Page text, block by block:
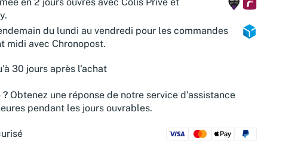
du lundi au vendredi pour les commandes
midi avec Chronopost.
30 jours après l'achat
? Obtenez une réponse de notre service d'assistance
pendant les jours ouvrables.